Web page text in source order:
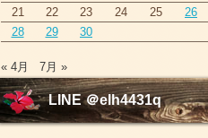
21
22 23 24 25 26
28
29 30
« 4月 7月 »
LINE ＠elh4431q